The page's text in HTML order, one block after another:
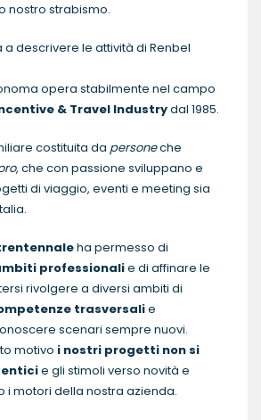
nostro strabismo.
descrivere le attività di Renbel
opera stabilmente nel campo
& Travel Industrydal 1985.
costituita da personeche
, che con passione sviluppano e
di viaggio, eventi e meeting sia
ha permesso di
professionalie di affinare le
rivolgere a diversi ambiti di
trasversalie
scenari sempre nuovi.
motivo i nostri progetti non si
e gli stimoli verso novità e
i motori della nostra azienda.